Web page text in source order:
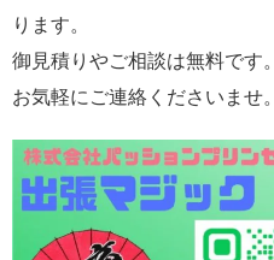
ります。
御見積りやご相談は無料です。
お気軽にご連絡くださいませ。